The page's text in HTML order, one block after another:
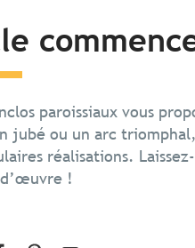
paroissiaux vous
jubé ou un arc
réalisations.
!